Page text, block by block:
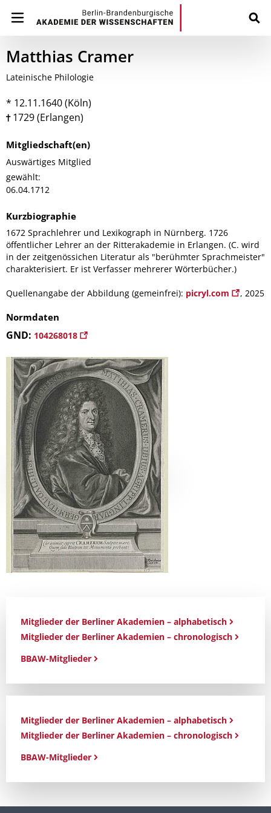
Matthias Cramer
Lateinische Philologie
* 12.11.1640 (Köln)
1729 (Erlangen)
Mitgliedschaft(en)
Auswärtiges Mitglied
gewählt:
06.04.1712
Kurzbiographie
1672 Sprachlehrer und Lexikograph in Nürnberg. 1726
öffentlicher Lehrer an der Ritterakademie in Erlangen. (C. wird
in der zeitgenössichen Literatur als "berühmter Sprachmeister"
charakterisiert. Er ist Verfasser mehrerer Wörterbücher.)
Quellenangabe der Abbildung (gemeinfrei): picryl.com , 2025
Normdaten
GND: 104268018
Mitglieder der Berliner Akademien – alphabetisch
Mitglieder der Berliner Akademien – chronologisch
BBAW-Mitglieder
Mitglieder der Berliner Akademien – alphabetisch
Mitglieder der Berliner Akademien – chronologisch
BBAW-Mitglieder